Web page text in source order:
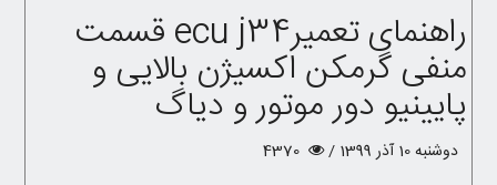
راهنمای تعمیرecu j34 قسمت
منفی گرمکن اکسیژن بالایی و
پایینیو دور موتور و دیاگ
دوشنبه 10 آذر 1399 /